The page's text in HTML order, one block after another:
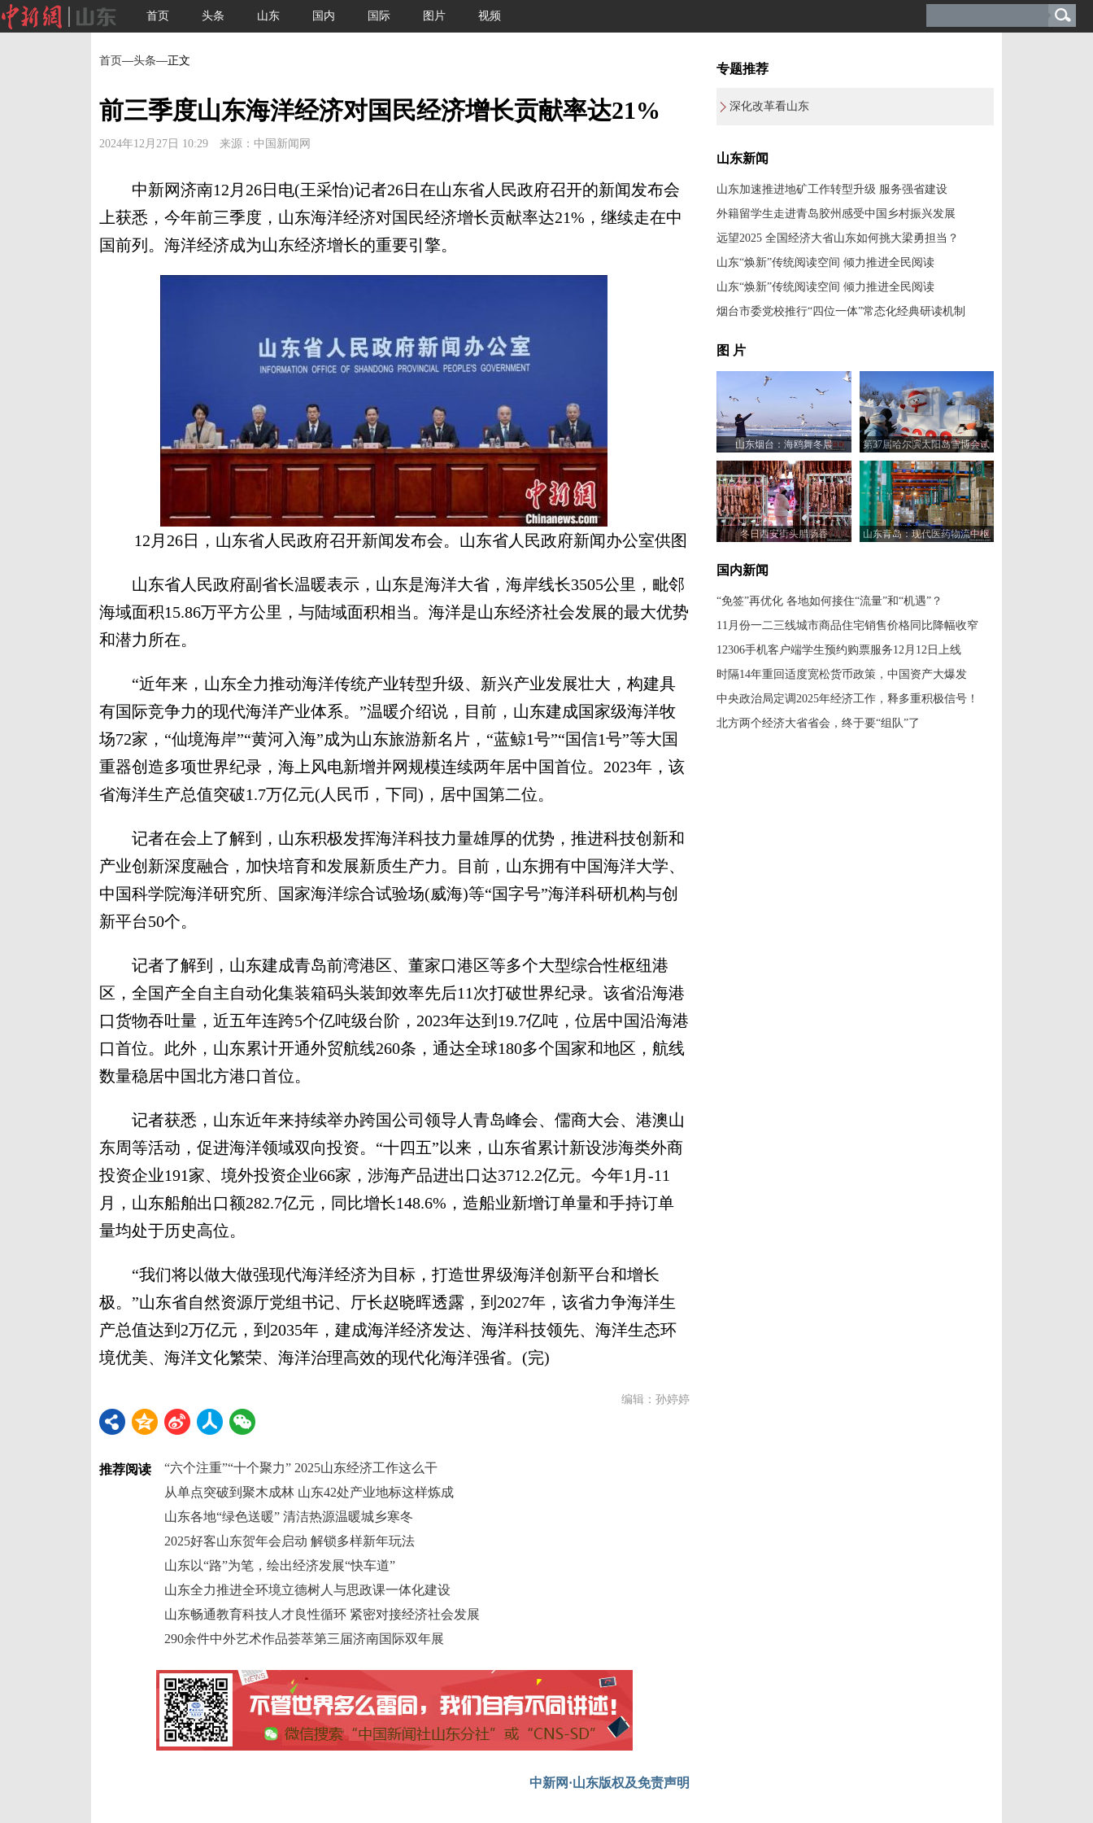
首页 头条 山东 国内 国际 图片 视频
首页—头条—正文
前三季度山东海洋经济对国民经济增长贡献率达21%
2024年12月27日 10:29 来源：中国新闻网
中新网济南12月26日电(王采怡)记者26日在山东省人民政府召开的新闻发布会
上获悉，今年前三季度，山东海洋经济对国民经济增长贡献率达21%，继续走在中
国前列。海洋经济成为山东经济增长的重要引擎。
12月26日，山东省人民政府召开新闻发布会。山东省人民政府新闻办公室供图
山东省人民政府副省长温暖表示，山东是海洋大省，海岸线长3505公里，毗邻
海域面积15.86万平方公里，与陆域面积相当。海洋是山东经济社会发展的最大优势
和潜力所在。
“近年来，山东全力推动海洋传统产业转型升级、新兴产业发展壮大，构建具
有国际竞争力的现代海洋产业体系。”温暖介绍说，目前，山东建成国家级海洋牧
场72家，“仙境海岸”“黄河入海”成为山东旅游新名片，“蓝鲸1号”“国信1号”等大国
重器创造多项世界纪录，海上风电新增并网规模连续两年居中国首位。2023年，该
省海洋生产总值突破1.7万亿元(人民币，下同)，居中国第二位。
记者在会上了解到，山东积极发挥海洋科技力量雄厚的优势，推进科技创新和
产业创新深度融合，加快培育和发展新质生产力。目前，山东拥有中国海洋大学、
中国科学院海洋研究所、国家海洋综合试验场(威海)等“国字号”海洋科研机构与创
新平台50个。
记者了解到，山东建成青岛前湾港区、董家口港区等多个大型综合性枢纽港
区，全国产全自主自动化集装箱码头装卸效率先后11次打破世界纪录。该省沿海港
口货物吞吐量，近五年连跨5个亿吨级台阶，2023年达到19.7亿吨，位居中国沿海港
口首位。此外，山东累计开通外贸航线260条，通达全球180多个国家和地区，航线
数量稳居中国北方港口首位。
记者获悉，山东近年来持续举办跨国公司领导人青岛峰会、儒商大会、港澳山
东周等活动，促进海洋领域双向投资。“十四五”以来，山东省累计新设涉海类外商
投资企业191家、境外投资企业66家，涉海产品进出口达3712.2亿元。今年1月-11
月，山东船舶出口额282.7亿元，同比增长148.6%，造船业新增订单量和手持订单
量均处于历史高位。
“我们将以做大做强现代海洋经济为目标，打造世界级海洋创新平台和增长
极。”山东省自然资源厅党组书记、厅长赵晓晖透露，到2027年，该省力争海洋生
产总值达到2万亿元，到2035年，建成海洋经济发达、海洋科技领先、海洋生态环
境优美、海洋文化繁荣、海洋治理高效的现代化海洋强省。(完)
编辑：孙婷婷
推荐阅读
“六个注重”“十个聚力” 2025山东经济工作这么干
从单点突破到聚木成林 山东42处产业地标这样炼成
山东各地“绿色送暖” 清洁热源温暖城乡寒冬
2025好客山东贺年会启动 解锁多样新年玩法
山东以“路”为笔，绘出经济发展“快车道”
山东全力推进全环境立德树人与思政课一体化建设
山东畅通教育科技人才良性循环 紧密对接经济社会发展
290余件中外艺术作品荟萃第三届济南国际双年展
中新网·山东版权及免责声明
专题推荐
深化改革看山东
山东新闻
山东加速推进地矿工作转型升级 服务强省建设
外籍留学生走进青岛胶州感受中国乡村振兴发展
远望2025 全国经济大省山东如何挑大梁勇担当？
山东“焕新”传统阅读空间 倾力推进全民阅读
山东“焕新”传统阅读空间 倾力推进全民阅读
烟台市委党校推行“四位一体”常态化经典研读机制
图 片
山东烟台：海鸥舞冬晨
第37届哈尔滨太阳岛雪博会试
开园
冬日西安街头腊肠香
山东青岛：现代医药物流中枢
国内新闻
“免签”再优化 各地如何接住“流量”和“机遇”？
11月份一二三线城市商品住宅销售价格同比降幅收窄
12306手机客户端学生预约购票服务12月12日上线
时隔14年重回适度宽松货币政策，中国资产大爆发
中央政治局定调2025年经济工作，释多重积极信号！
北方两个经济大省省会，终于要“组队”了